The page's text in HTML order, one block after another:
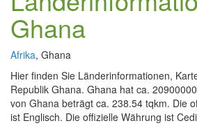
Ghana
Afrika, Ghana
Hier finden Sie Länderinformationen,
Republik Ghana. Ghana hat ca.
von Ghana beträgt ca. 238.54 tqkm. Die
ist Englisch. Die offizielle Währung ist